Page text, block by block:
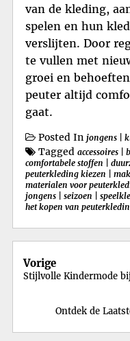
van de kleding,
spelen en hun
verslijten. Door
te vullen met
groei en
peuter altijd
gaat.
Posted In jongens
Tagged accessoires
comfortabele stoffen
peuterkleding kiezen
materialen voor
jongens
seizoen
het kopen van
Vorige
Stijlvolle Kindermode
Ontdek de